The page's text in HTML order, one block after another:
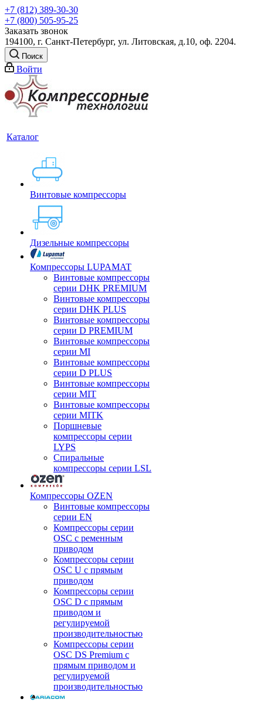
+7 (812) 389-30-30
+7 (800) 505-95-25
Заказать звонок
194100, г. Санкт-Петербург, ул. Литовская, д.10, оф. 2204.
Поиск
Войти
Каталог
Винтовые компрессоры
Дизельные компрессоры
Компрессоры LUPAMAT
Винтовые компрессоры
серии DHK PREMIUM
Винтовые компрессоры
серии DHK PLUS
Винтовые компрессоры
серии D PREMIUM
Винтовые компрессоры
серии MI
Винтовые компрессоры
серии D PLUS
Винтовые компрессоры
серии MIT
Винтовые компрессоры
серии MITK
Поршневые
компрессоры серии
LYPS
Спиральные
компрессоры серии LSL
Компрессоры OZEN
Винтовые компрессоры
серии EN
Компрессоры серии
OSC с ременным
приводом
Компрессоры серии
OSC U с прямым
приводом
Компрессоры серии
OSC D с прямым
приводом и
регулируемой
производительностью
Компрессоры серии
OSC DS Premium с
прямым приводом и
регулируемой
производительностью